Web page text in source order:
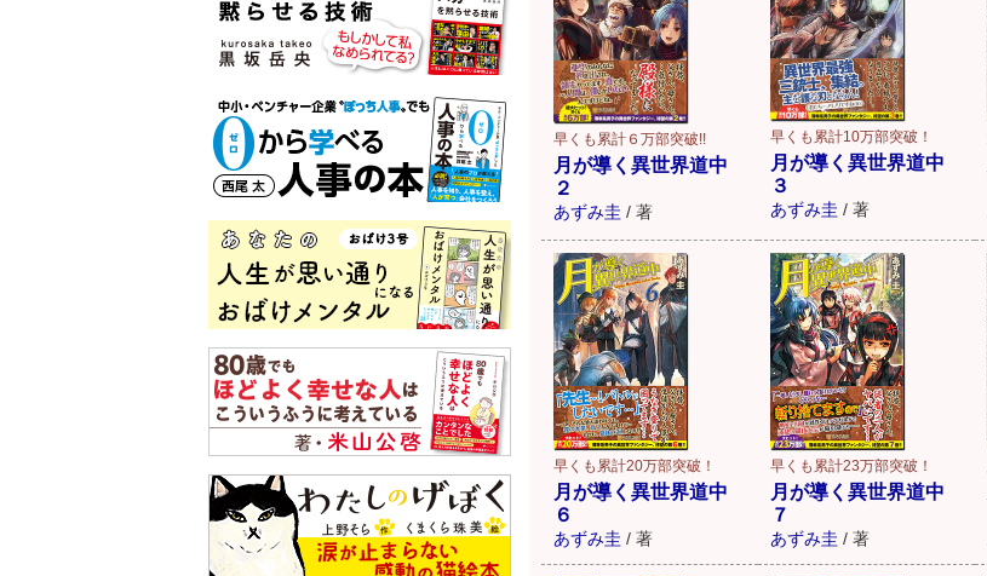
早くも累計６万部突破!!
月が導く異世界道中
２
あずみ圭 / 著
早くも累計10万部突破！
月が導く異世界道中
３
あずみ圭 / 著
早くも累計20万部突破！
月が導く異世界道中
６
あずみ圭 / 著
早くも累計23万部突破！
月が導く異世界道中
７
あずみ圭 / 著